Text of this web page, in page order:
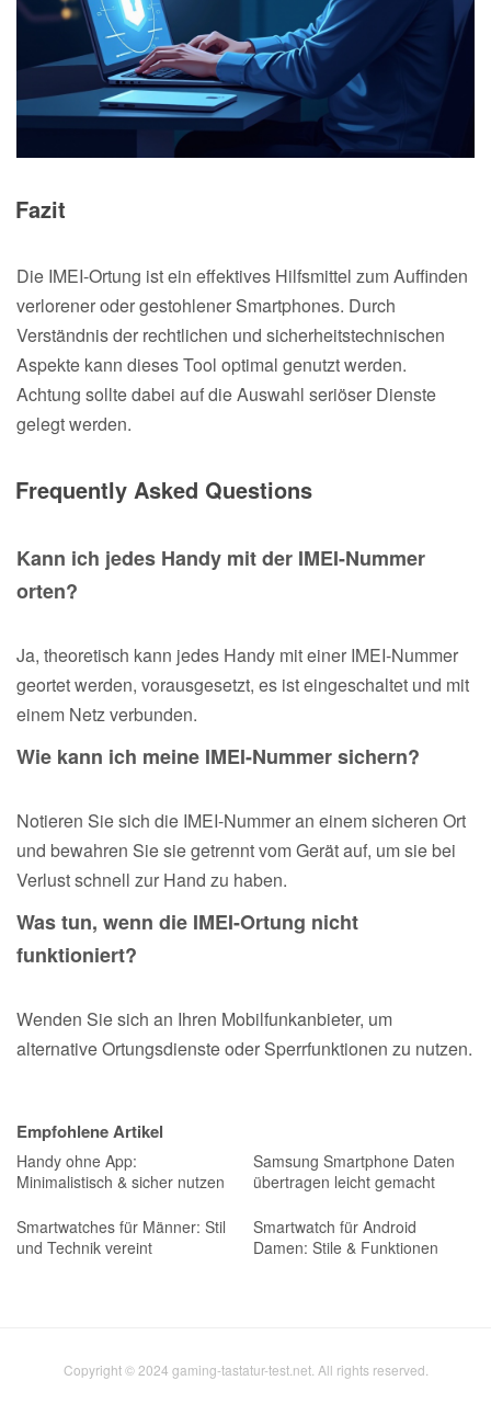
Fazit
Die IMEI-Ortung ist ein effektives Hilfsmittel zum Auffinden
verlorener oder gestohlener Smartphones. Durch
Verständnis der rechtlichen und sicherheitstechnischen
Aspekte kann dieses Tool optimal genutzt werden.
Achtung sollte dabei auf die Auswahl seriöser Dienste
gelegt werden.
Frequently Asked Questions
Kann ich jedes Handy mit der IMEI-Nummer
orten?
Ja, theoretisch kann jedes Handy mit einer IMEI-Nummer
geortet werden, vorausgesetzt, es ist eingeschaltet und mit
einem Netz verbunden.
Wie kann ich meine IMEI-Nummer sichern?
Notieren Sie sich die IMEI-Nummer an einem sicheren Ort
und bewahren Sie sie getrennt vom Gerät auf, um sie bei
Verlust schnell zur Hand zu haben.
Was tun, wenn die IMEI-Ortung nicht
funktioniert?
Wenden Sie sich an Ihren Mobilfunkanbieter, um
alternative Ortungsdienste oder Sperrfunktionen zu nutzen.
Empfohlene Artikel
Handy ohne App:
Minimalistisch & sicher nutzen
Samsung Smartphone Daten
übertragen leicht gemacht
Smartwatches für Männer: Stil
und Technik vereint
Smartwatch für Android
Damen: Stile & Funktionen
Copyright © 2024 gaming-tastatur-test.net. All rights reserved.